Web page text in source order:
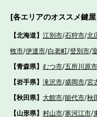
[各エリアのオススメ鍵
【北海道】 江別市/石狩市/北
牧市/伊達市/白老町/登別市/
【青森県】 むつ市/五所川原市
【岩手県】 滝沢市/盛岡市/宮
【秋田県】 大館市/能代市/秋
【山形県】 村山市/寒河江市/